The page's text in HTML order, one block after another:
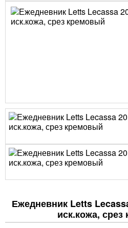
Ежедневник Letts
иск.кожа,